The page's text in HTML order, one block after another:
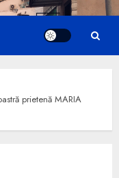
prietenă MARIA